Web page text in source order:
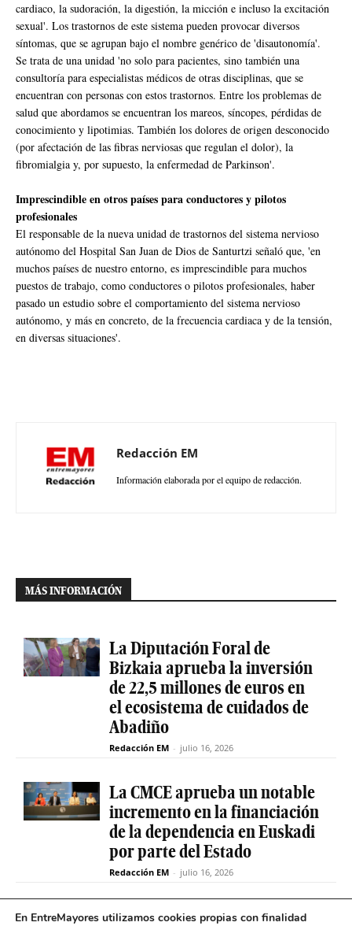
cardiaco, la sudoración, la digestión, la micción e incluso la excitación
sexual'. Los trastornos de este sistema pueden provocar diversos
síntomas, que se agrupan bajo el nombre genérico de 'disautonomía'.
Se trata de una unidad 'no solo para pacientes, sino también una
consultoría para especialistas médicos de otras disciplinas, que se
encuentran con personas con estos trastornos. Entre los problemas de
salud que abordamos se encuentran los mareos, síncopes, pérdidas de
conocimiento y lipotimias. También los dolores de origen desconocido
(por afectación de las fibras nerviosas que regulan el dolor), la
fibromialgia y, por supuesto, la enfermedad de Parkinson'.
Imprescindible en otros países para conductores y pilotos
profesionales
El responsable de la nueva unidad de trastornos del sistema nervioso
autónomo del Hospital San Juan de Dios de Santurtzi señaló que, 'en
muchos países de nuestro entorno, es imprescindible para muchos
puestos de trabajo, como conductores o pilotos profesionales, haber
pasado un estudio sobre el comportamiento del sistema nervioso
autónomo, y más en concreto, de la frecuencia cardiaca y de la tensión,
en diversas situaciones'.
Redacción EM
Información elaborada por el equipo de redacción.
MÁS INFORMACIÓN
La Diputación Foral de
Bizkaia aprueba la inversión
de 22,5 millones de euros en
el ecosistema de cuidados de
Abadiño
Redacción EM - julio 16, 2026
La CMCE aprueba un notable
incremento en la financiación
de la dependencia en Euskadi
por parte del Estado
Redacción EM - julio 16, 2026
El servicio de teleasistencia
En EntreMayores utilizamos cookies propias con finalidad